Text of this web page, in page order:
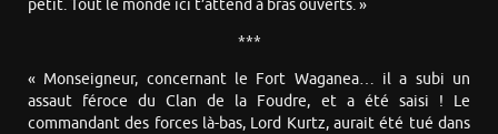
petit. Tout le monde ici t’attend à bras ouverts. »
***
« Monseigneur, concernant le Fort Waganea… il a subi un
assaut féroce du Clan de la Foudre, et a été saisi ! Le
commandant des forces là-bas, Lord Kurtz, aurait été tué dans